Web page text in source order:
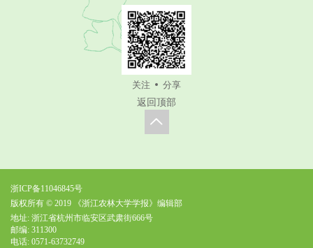
关注
分享
返回顶部
浙ICP备11046845号
版权所有 © 2019 《浙江农林大学学报》编辑部
地址: 浙江省杭州市临安区武肃街666号
邮编: 311300
电话: 0571-63732749